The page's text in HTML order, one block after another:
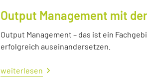
Output Management mit
Output Management – das ist ein
erfolgreich auseinandersetzen.
weiterlesen